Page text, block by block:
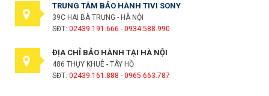
TRUNG TÂM BẢO HÀNH TIVI SONY
39C HAI BÀ TRƯNG - HÀ NỘI
SĐT: 02439.191.666 - 0934.588.990
ĐỊA CHỈ BẢO HÀNH TẠI HÀ NỘI
486 THỤY KHUÊ - TÂY HỒ
SĐT: 02439.161.888 - 0965.663.787